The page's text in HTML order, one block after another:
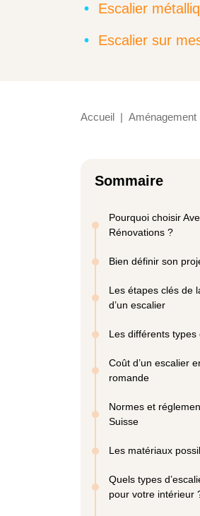
Escalier
Escalier sur
Accueil Aménagement
Sommaire
Pourquoi choisir
Rénovations ?
Bien définir son
Les étapes clés de
d’un escalier
Les différents types
Coût d’un escalier
romande
Normes et
Suisse
Les matériaux
Quels types
pour votre intérieur